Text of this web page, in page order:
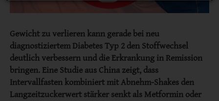
Gewicht zu verlieren kann gerade bei neu
diagnostiziertem Diabetes Typ 2 den Stoffwechsel
deutlich verbessern und die Erkrankung in Remission
bringen. Eine Studie aus China zeigt, dass
Intervallfasten kombiniert mit Abnehm-Shakes den
Langzeitzuckerwert stärker senkt als Metformin oder